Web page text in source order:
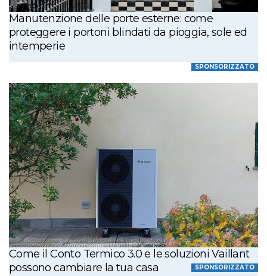
Manutenzione delle porte esterne: come
proteggere i portoni blindati da pioggia, sole ed
intemperie
SPONSORIZZATO
Come il Conto Termico 3.0 e le soluzioni Vaillant
possono cambiare la tua casa
SPONSORIZZATO